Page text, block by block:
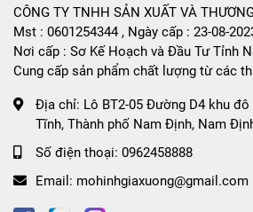
CÔNG TY TNHH SẢN XUẤT VÀ
Mst : 0601254344 , Ngày cấp : 23-08-
Nơi cấp : Sơ Kế Hoạch và Đầu Tư Tỉnh
Cung cấp sản phẩm chất lượng từ các
Địa chỉ: Lô BT2-05 Đường D4 khu
Tĩnh, Thành phố Nam Định, Nam
Số điện thoại: 0962458888
Email: mohinhgiaxuong@gmail.com